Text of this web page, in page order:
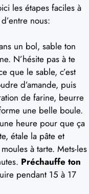
les étapes faciles à
nous:
un bol, sable ton
N’hésite pas à te
que le sable, c’est
d’amande, puis
de farine, beurre
une belle boule.
heure pour que ça
étale la pâte et
à tarte. Mets-les
Préchauffe ton
pendant 15 à 17